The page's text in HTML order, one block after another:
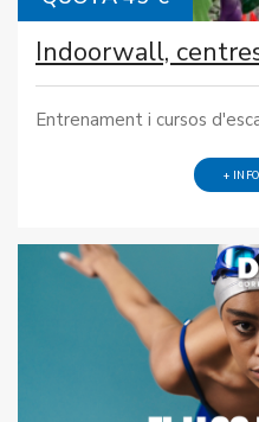
Indoorwall,
Entrenament i cursos
+